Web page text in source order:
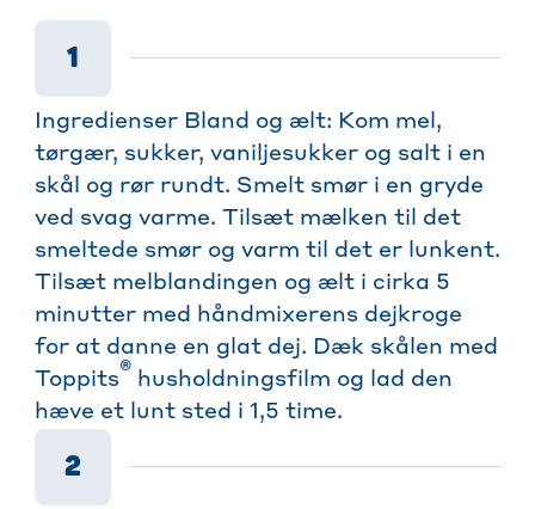
1
Ingredienser Bland og ælt: Kom mel,
tørgær, sukker, vaniljesukker og salt i en
skål og rør rundt. Smelt smør i en gryde
ved svag varme. Tilsæt mælken til det
smeltede smør og varm til det er lunkent.
Tilsæt melblandingen og ælt i cirka 5
minutter med håndmixerens dejkroge
for at danne en glat dej. Dæk skålen med
Toppits® husholdningsfilm og lad den
hæve et lunt sted i 1,5 time.
2